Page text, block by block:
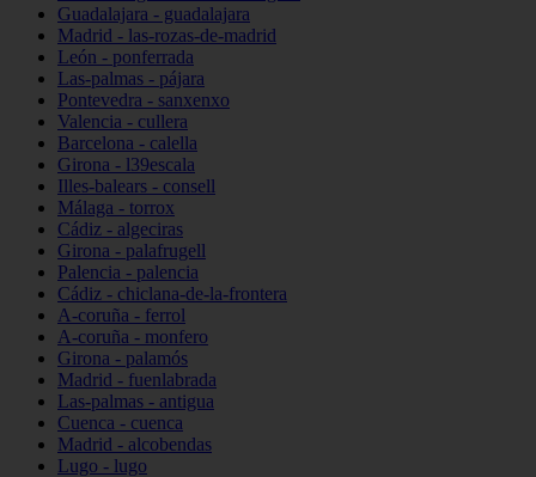
Guadalajara - guadalajara
Madrid - las-rozas-de-madrid
León - ponferrada
Las-palmas - pájara
Pontevedra - sanxenxo
Valencia - cullera
Barcelona - calella
Girona - l39escala
Illes-balears - consell
Málaga - torrox
Cádiz - algeciras
Girona - palafrugell
Palencia - palencia
Cádiz - chiclana-de-la-frontera
A-coruña - ferrol
A-coruña - monfero
Girona - palamós
Madrid - fuenlabrada
Las-palmas - antigua
Cuenca - cuenca
Madrid - alcobendas
Lugo - lugo